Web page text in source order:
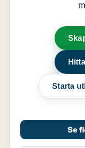
Starta
Se